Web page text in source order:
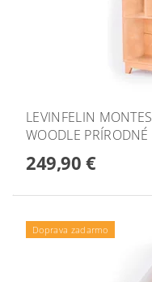
LEVINFELIN
WOODLE PRÍRODNÉ
249,90 €
Doprava zadarmo